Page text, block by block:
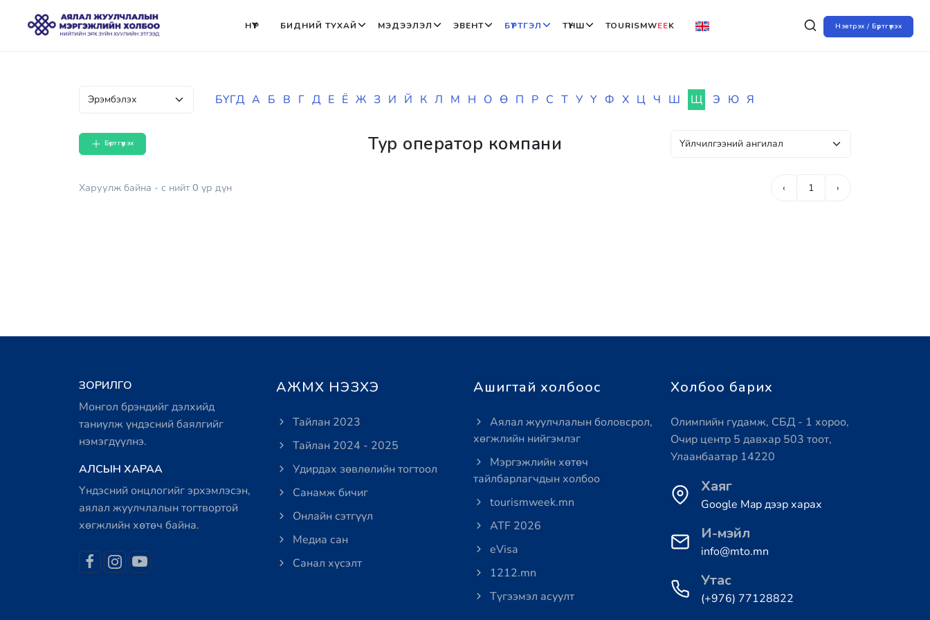
Нэвтрэх / Бүртгүүлэх
НҮҮР БИДНИЙ ТУХАЙ МЭДЭЭЛЭЛ ЭВЕНТ БҮРТГЭЛ ТҮНШ TOURISMWEEK
БҮГД А Б В Г Д Е Ё Ж З И Й К Л М Н О Ө П Р С Т У Ү Ф Х Ц Ч Ш Щ Э Ю Я
Бүртгүүлэх Тур оператор компани
Харуулж байна - с нийт0 үр дүн ‹ 1 ›
ЗОРИЛГО
Монгол брэндийг дэлхийд
таниулж үндэсний баялгийг
нэмэгдүүлнэ.
АЛСЫН ХАРАА
Үндэсний онцлогийг эрхэмлэсэн,
аялал жуулчлалын тогтвортой
хөгжлийн хөтөч байна.
АЖМХ НЭЗХЭ
Тайлан 2023
Тайлан 2024 - 2025
Удирдах зөвлөлийн тогтоол
Санамж бичиг
Онлайн сэтгүүл
Медиа сан
Санал хүсэлт
Ашигтай холбоос
Аялал жуулчлалын боловсрол,
хөгжлийн нийгэмлэг
Мэргэжлийн хөтөч
тайлбарлагчдын холбоо
tourismweek.mn
ATF 2026
eVisa
1212.mn
Түгээмэл асуулт
Холбоо барих
Олимпийн гудамж, СБД - 1 хороо,
Очир центр 5 давхар 503 тоот,
Улаанбаатар 14220
Хаяг
Google Map дээр харах
И-мэйл
info@mto.mn
Утас
(+976) 77128822